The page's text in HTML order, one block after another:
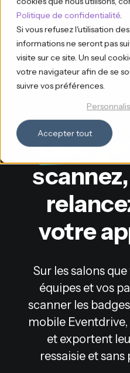
Politique de confidentialité.
Si vous refusez l'utilisation
informations ne seront pas
visite sur ce site. Un seul
votre navigateur afin de se
suivre vos préférences.
Accepter tout
Lead
votre
Sur les salons
équipes et vos
scanner les
mobile
et exportent
ressaisie et